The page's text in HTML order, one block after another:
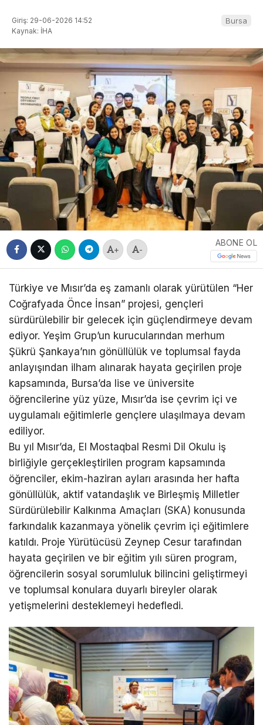
Giriş: 29-06-2026 14:52
Kaynak: İHA
Bursa
+ -
ABONE OL
Türkiye ve Mısır’da eş zamanlı olarak yürütülen “Her
Coğrafyada Önce İnsan” projesi, gençleri
sürdürülebilir bir gelecek için güçlendirmeye devam
ediyor. Yeşim Grup’un kurucularından merhum
Şükrü Şankaya’nın gönüllülük ve toplumsal fayda
anlayışından ilham alınarak hayata geçirilen proje
kapsamında, Bursa’da lise ve üniversite
öğrencilerine yüz yüze, Mısır’da ise çevrim içi ve
uygulamalı eğitimlerle gençlere ulaşılmaya devam
ediliyor.
Bu yıl Mısır’da, El Mostaqbal Resmi Dil Okulu iş
birliğiyle gerçekleştirilen program kapsamında
öğrenciler, ekim-haziran ayları arasında her hafta
gönüllülük, aktif vatandaşlık ve Birleşmiş Milletler
Sürdürülebilir Kalkınma Amaçları (SKA) konusunda
farkındalık kazanmaya yönelik çevrim içi eğitimlere
katıldı. Proje Yürütücüsü Zeynep Cesur tarafından
hayata geçirilen ve bir eğitim yılı süren program,
öğrencilerin sosyal sorumluluk bilincini geliştirmeyi
ve toplumsal konulara duyarlı bireyler olarak
yetişmelerini desteklemeyi hedefledi.